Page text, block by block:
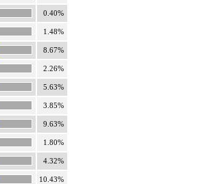
0.40%
1.48%
8.67%
2.26%
5.63%
3.85%
9.63%
1.80%
4.32%
10.43%